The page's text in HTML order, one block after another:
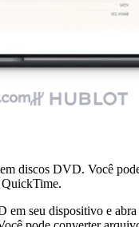
discos DVD. Você
seu dispositivo e